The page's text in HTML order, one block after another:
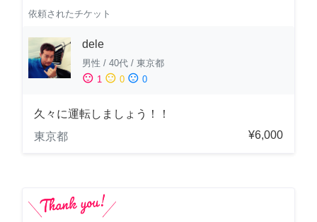
依頼されたチケット
dele
男性 / 40代 / 東京都
sentiment_satisfied 1 sentiment_neutral 0 sentiment_dissatisfied 0
久々に運転しましょう！！
東京都
¥6,000